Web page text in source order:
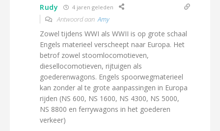
Rudy 4 jaren geleden
Antwoord aanAmy
Zowel tijdens WWI als WWII is op grote schaal
Engels materieel verscheept naar Europa. Het
betrof zowel stoomlocomotieven,
diesellocomotieven, rijtuigen als
goederenwagons. Engels spoorwegmaterieel
kan zonder al te grote aanpassingen in Europa
rijden (NS 600, NS 1600, NS 4300, NS 5000,
NS 8800 en ferrywagons in het goederen
verkeer)